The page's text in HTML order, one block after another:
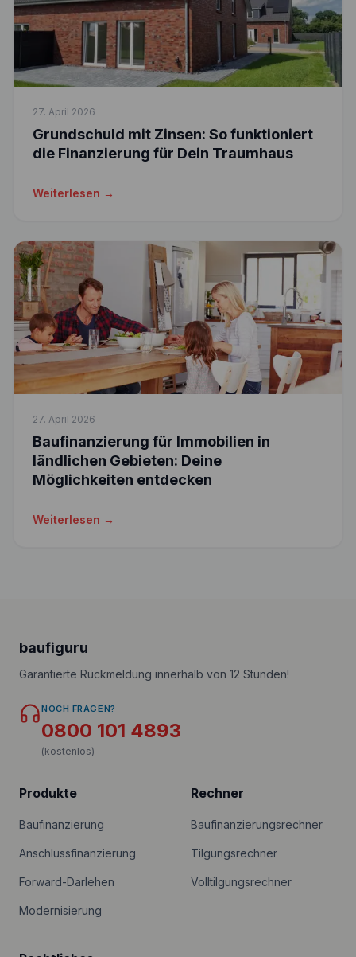
27. April 2026
Grundschuld mit Zinsen: So funktioniert
die Finanzierung für Dein Traumhaus
Weiterlesen →
27. April 2026
Baufinanzierung für Immobilien in
ländlichen Gebieten: Deine
Möglichkeiten entdecken
Weiterlesen →
baufiguru
Garantierte Rückmeldung innerhalb von 12 Stunden!
NOCH FRAGEN?
0800 101 4893
(kostenlos)
Produkte
Baufinanzierung
Anschlussfinanzierung
Forward-Darlehen
Modernisierung
Rechner
Baufinanzierungsrechner
Tilgungsrechner
Volltilgungsrechner